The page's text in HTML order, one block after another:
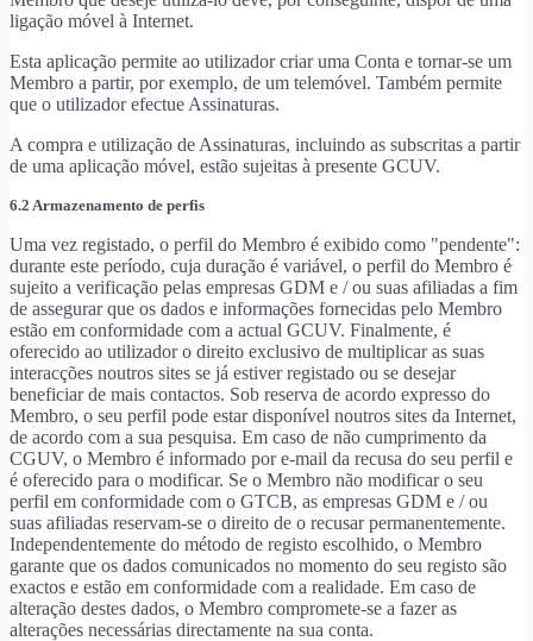
ligação móvel à Internet.
Esta aplicação permite ao utilizador criar uma Conta e tornar-se um
Membro a partir, por exemplo, de um telemóvel. Também permite
que o utilizador efectue Assinaturas.
A compra e utilização de Assinaturas, incluindo as subscritas a partir
de uma aplicação móvel, estão sujeitas à presente GCUV.
6.2 Armazenamento de perfis
Uma vez registado, o perfil do Membro é exibido como "pendente":
durante este período, cuja duração é variável, o perfil do Membro é
sujeito a verificação pelas empresas GDM e / ou suas afiliadas a fim
de assegurar que os dados e informações fornecidas pelo Membro
estão em conformidade com a actual GCUV. Finalmente, é
oferecido ao utilizador o direito exclusivo de multiplicar as suas
interacções noutros sites se já estiver registado ou se desejar
beneficiar de mais contactos. Sob reserva de acordo expresso do
Membro, o seu perfil pode estar disponível noutros sites da Internet,
de acordo com a sua pesquisa. Em caso de não cumprimento da
CGUV, o Membro é informado por e-mail da recusa do seu perfil e
é oferecido para o modificar. Se o Membro não modificar o seu
perfil em conformidade com o GTCB, as empresas GDM e / ou
suas afiliadas reservam-se o direito de o recusar permanentemente.
Independentemente do método de registo escolhido, o Membro
garante que os dados comunicados no momento do seu registo são
exactos e estão em conformidade com a realidade. Em caso de
alteração destes dados, o Membro compromete-se a fazer as
alterações necessárias directamente na sua conta.